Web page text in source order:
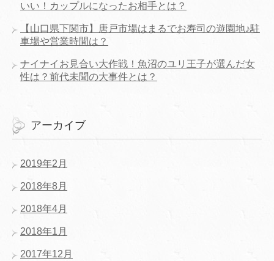
いい！カップルになったお相手とは？
【山口県下関市】唐戸市場はまるでお寿司の遊園地♪駐
車場や営業時間は？
ナイナイお見合い大作戦！魚沼のユリ王子が選んだ女
性は？前代未聞の大事件とは？
アーカイブ
2019年2月
2018年8月
2018年4月
2018年1月
2017年12月